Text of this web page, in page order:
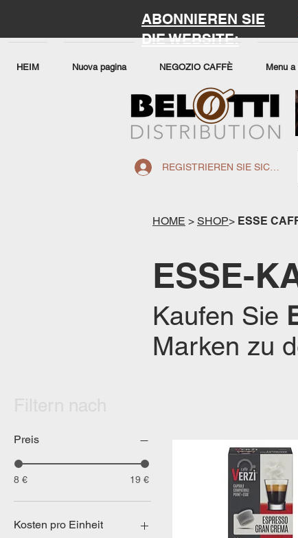
ABONNIEREN SIE
DIE WEBSITE:
HEIM Nuova pagina NEGOZIO CAFFÈ Menu a
REGISTRIEREN SIE SICH
HOME > SHOP> ESSE
ESSE-
Kaufen Sie
Marken zu
Preis
8 € 19 €
Kosten pro Einheit